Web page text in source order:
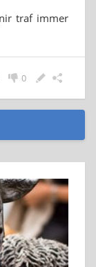
traf immer
0